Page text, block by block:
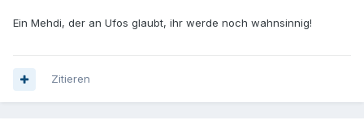
Ein Mehdi, der an Ufos glaubt, ihr werde noch wahnsinnig!
Zitieren